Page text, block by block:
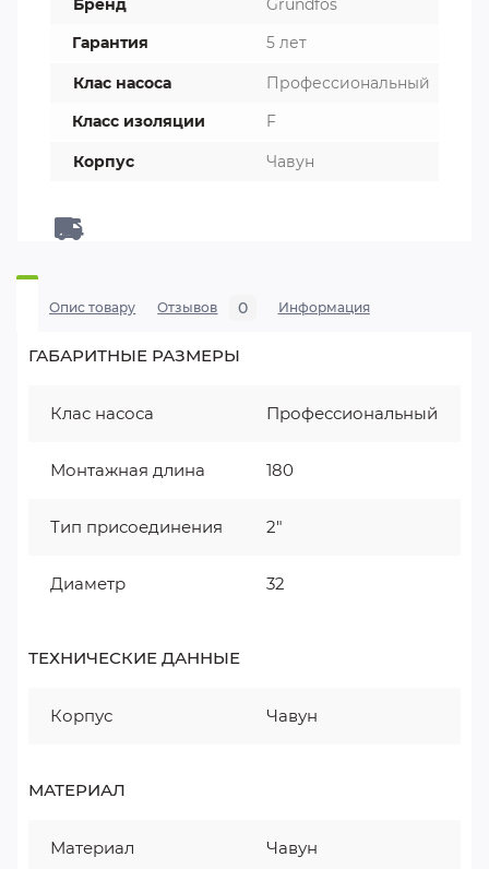
Бренд
Grundfos
Гарантия
5 лет
Клас насоса
Профессиональный
Класс изоляции
F
Корпус Чавун
Опис товару Отзывов 0 Информация
ГАБАРИТНЫЕ РАЗМЕРЫ
Клас насоса Профессиональный
Монтажная длина 180
Тип присоединения 2"
Диаметр 32
ТЕХНИЧЕСКИЕ ДАННЫЕ
Корпус Чавун
МАТЕРИАЛ
Материал Чавун